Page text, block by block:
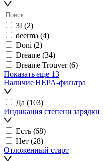
3I (2)
deerma (4)
Doni (2)
Dreame (34)
Dreame Trouver (6)
Показать еще 13
Наличие HEPA-фильтра
Да (103)
Индикация степени зарядки
Есть (68)
Нет (28)
Отложенный старт